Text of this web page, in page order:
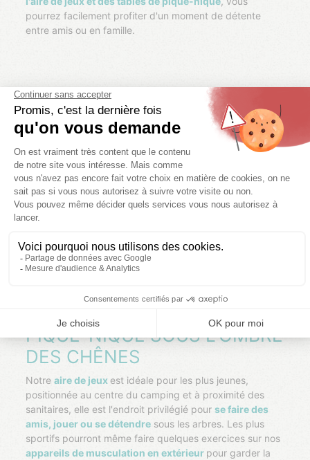
pourrez facilement profiter d'un moment de détente
entre amis ou en famille.
UNE AIRE DE JEUX ET DE
PIQUE-NIQUE SOUS L'OMBRE
DES CHÊNES
Notreaire de jeux est idéale pour les plus jeunes,
positionnée au centre du camping et à proximité des
sanitaires, elle est l'endroit privilégié pourse faire des
amis, jouer ou se détendre sous les arbres. Les plus
sportifs pourront même faire quelques exercices sur nos
appareils de musculation en extérieur pour garder la